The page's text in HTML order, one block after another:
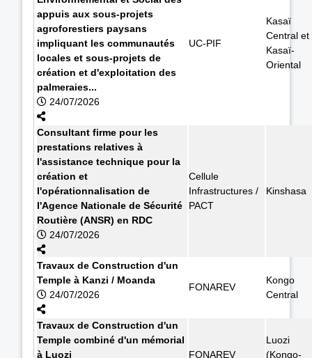
appuis aux sous-projets
agroforestiers paysans
impliquant les communautés
locales et sous-projets de
création et d'exploitation des
palmeraies...
24/07/2026
UC-PIF
Kasaï
Central et
Kasaï-
Oriental
Consultant firme pour les
prestations relatives à
l'assistance technique pour la
création et
l'opérationnalisation de
l'Agence Nationale de Sécurité
Routière (ANSR) en RDC
24/07/2026
Cellule
Infrastructures /
PACT
Kinshasa
Travaux de Construction d'un
Temple à Kanzi / Moanda
24/07/2026
FONAREV
Kongo
Central
Travaux de Construction d'un
Temple combiné d'un mémorial
à Luozi
FONAREV
Luozi
(Kongo-